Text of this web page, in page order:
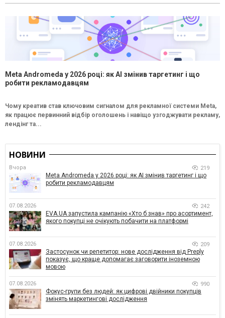
Meta Andromeda у 2026 році: як AI змінив таргетинг і що
робити рекламодавцям
Чому креатив став ключовим сигналом для рекламної системи Meta,
як працює первинний відбір оголошень і навіщо узгоджувати рекламу,
лендінг та...
НОВИНИ
Вчора 219
Meta Andromeda у 2026 році: як AI змінив таргетинг і що
робити рекламодавцям
07.08.2026 242
EVA.UA запустила кампанію «Хто б знав» про асортимент,
якого покупці не очікують побачити на платформі
07.08.2026 209
Застосунок чи репетитор: нове дослідження від Preply
показує, що краще допомагає заговорити іноземною
мовою
07.08.2026 990
Фокус-групи без людей: як цифрові двійники покупців
змінять маркетингові дослідження